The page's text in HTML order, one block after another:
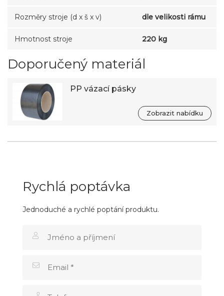
Rozměry stroje (d x š x v) dle velikosti rámu
Hmotnost stroje 220 kg
Doporučený materiál
PP vázací pásky
Zobrazit nabídku
Rychlá poptávka
Jednoduché a rychlé poptání produktu.